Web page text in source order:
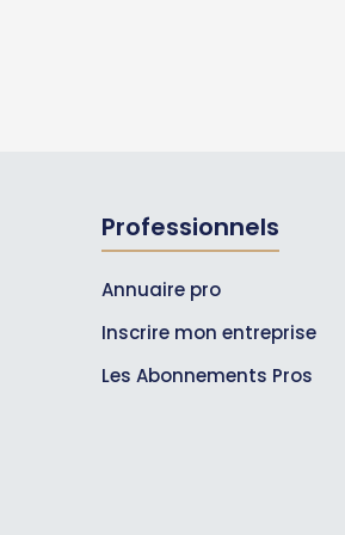
Professionnels
Annuaire pro
Inscrire mon entreprise
Les Abonnements Pros